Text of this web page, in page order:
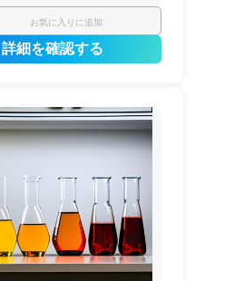
お気に入りに追加
詳細を確認する